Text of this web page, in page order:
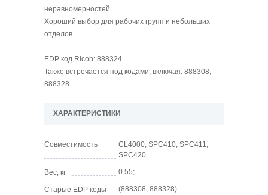
неравномерностей.
Хороший выбор для рабочих групп и небольших
отделов.
EDP код Ricoh: 888324.
Также встречается под кодами, включая: 888308,
888328.
ХАРАКТЕРИСТИКИ
Совместимость
CL4000, SPC410, SPC411,
SPC420
Вес, кг 0.55;
Старые EDP коды
(888308, 888328)